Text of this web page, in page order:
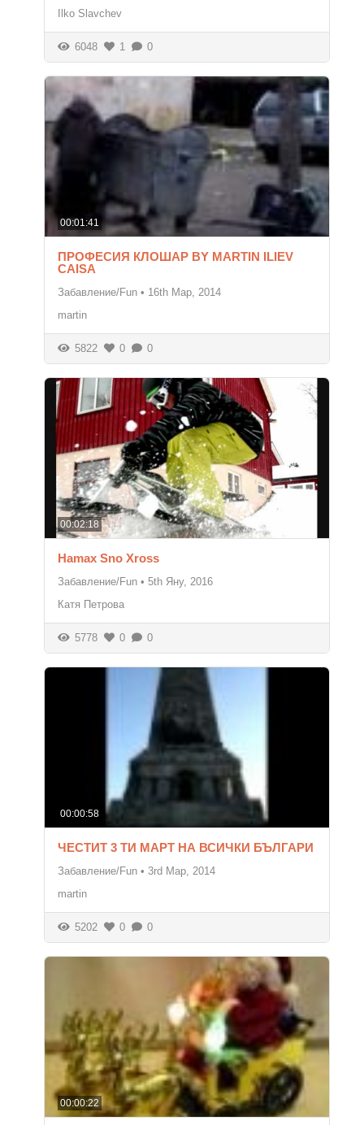
Ilko Slavchev
6048 1 0
00:01:41
ПРОФЕСИЯ КЛОШАР BY MARTIN ILIEV
CAISA
Забавление/Fun • 16th Мар, 2014
martin
5822 0 0
00:02:18
Hamax Sno Xross
Забавление/Fun • 5th Яну, 2016
Катя Петрова
5778 0 0
00:00:58
ЧЕСТИТ 3 ТИ МАРТ НА ВСИЧКИ БЪЛГАРИ
Забавление/Fun • 3rd Мар, 2014
martin
5202 0 0
00:00:22